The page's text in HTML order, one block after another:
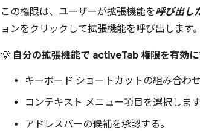
この権限は、ユーザーが拡張機能を呼び出し
ョンをクリックして拡張機能を呼び出します。
💡 自分の拡張機能で activeTab 権限を有効
キーボード ショートカットの組み合わせ
コンテキスト メニュー項目を選択します
アドレスバーの候補を承認する。